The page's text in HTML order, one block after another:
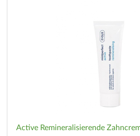
Active Remineralisierende